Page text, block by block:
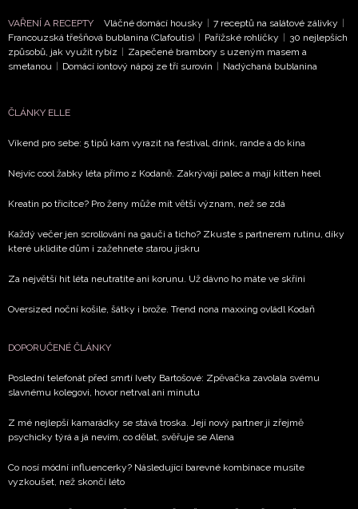
VAŘENÍ A RECEPTY Vláčné domácí housky | 7 receptů na salátové zálivky |
Francouzská třešňová bublanina (Clafoutis) | Pařížské rohlíčky | 30 nejlepších
způsobů, jak využít rybíz | Zapečené brambory s uzeným masem a
smetanou | Domácí iontový nápoj ze tří surovin | Nadýchaná bublanina
ČLÁNKY ELLE
Víkend pro sebe: 5 tipů kam vyrazit na festival, drink, rande a do kina
Nejvíc cool žabky léta přímo z Kodaně. Zakrývají palec a mají kitten heel
Kreatin po třicítce? Pro ženy může mít větší význam, než se zdá
Každý večer jen scrollování na gauči a ticho? Zkuste s partnerem rutinu, díky
které uklidíte dům i zažehnete starou jiskru
Za největší hit léta neutratíte ani korunu. Už dávno ho máte ve skříni
Oversized noční košile, šátky i brože. Trend nona maxxing ovládl Kodaň
DOPORUČENÉ ČLÁNKY
Poslední telefonát před smrtí Ivety Bartošové: Zpěvačka zavolala svému
slavnému kolegovi, hovor netrval ani minutu
Z mé nejlepší kamarádky se stává troska. Její nový partner ji zřejmě
psychicky týrá a já nevím, co dělat, svěřuje se Alena
Co nosí módní influencerky? Následující barevné kombinace musíte
vyzkoušet, než skončí léto